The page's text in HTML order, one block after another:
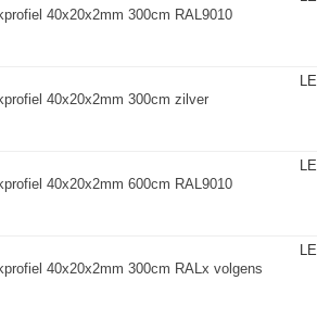
40x20x2mm 300cm RAL9010
40x20x2mm 300cm zilver
40x20x2mm 600cm RAL9010
40x20x2mm 300cm RALx volgens